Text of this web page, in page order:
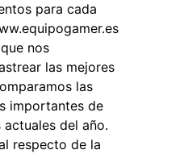
para cada
nos
las mejores
las
importantes de
del año.
respecto de la